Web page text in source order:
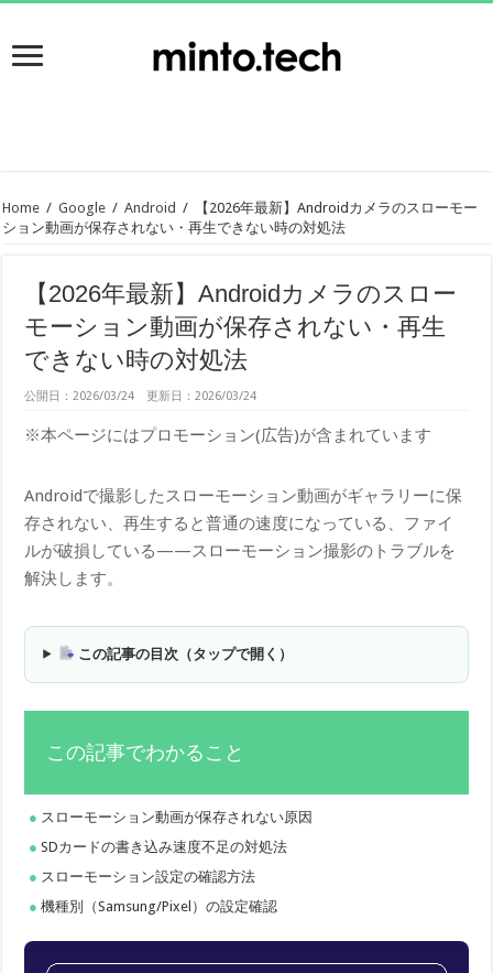
Home / Google / Android /
【2026年最新】Androidカメラのスローモー
ション動画が保存されない・再生できない時の対処法
【2026年最新】Androidカメラのスロー
モーション動画が保存されない・再生
できない時の対処法
公開日：2026/03/24 更新日：2026/03/24
※本ページにはプロモーション(広告)が含まれています
Androidで撮影したスローモーション動画がギャラリーに保
存されない、再生すると普通の速度になっている、ファイ
ルが破損している——スローモーション撮影のトラブルを
解決します。
この記事の目次（タップで開く）
この記事でわかること
スローモーション動画が保存されない原因
SDカードの書き込み速度不足の対処法
スローモーション設定の確認方法
機種別（Samsung/Pixel）の設定確認